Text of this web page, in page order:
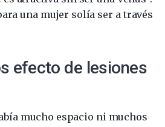
una mujer solía ser a través
efecto de lesiones
mucho espacio ni muchos